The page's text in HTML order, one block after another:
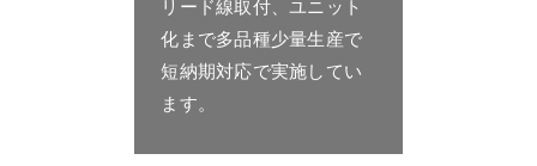
リード線取付、ユニット
化まで多品種少量生産で
短納期対応で実施してい
ます。